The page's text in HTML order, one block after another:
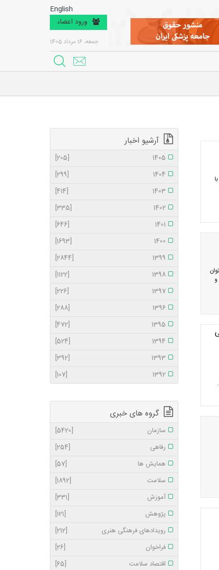
English
ورود اعضاء
جمعه، 16 مرداد 1405
و
آرشیو اخبار
1405
[205]
1404
[299]
1403
[414]
1402
[335]
1401
[646]
1400
[1693]
1399
[2844]
1398
[1122]
1397
[226]
1396
[288]
1395
[472]
1394
[524]
1393
[392]
1392
[107]
گروه های خبری
سازمان
[5420]
رفاهی
[254]
همایش ها
[57]
سلامت
[1892]
آموزش
[331]
پژوهش
[121]
رویدادهای فرهنگی هنری
[212]
فراخوان
[26]
اقتصاد سلامت
[65]